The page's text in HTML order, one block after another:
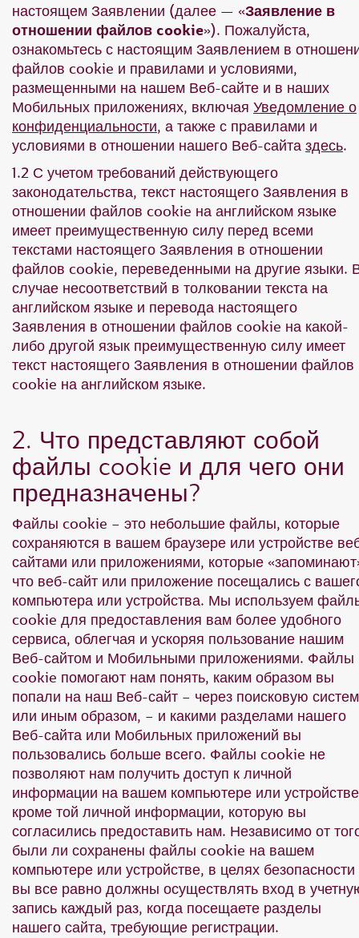
настоящем Заявлении (далее — «Заявление в
отношении файлов cookie»). Пожалуйста,
ознакомьтесь с настоящим Заявлением в
файлов cookie и правилами и условиями,
размещенными на нашем Веб-сайте и в наших
Мобильных приложениях, включая Уведомление о
конфиденциальности, а также с правилами и
условиями в отношении нашего Веб-сайта здесь.
1.2 С учетом требований действующего
законодательства, текст настоящего Заявления в
отношении файлов cookie на английском языке
имеет преимущественную силу перед всеми
текстами настоящего Заявления в отношении
файлов cookie, переведенными на другие языки.
случае несоответствий в толковании текста на
английском языке и перевода настоящего
Заявления в отношении файлов cookie на какой-
либо другой язык преимущественную силу имеет
текст настоящего Заявления в отношении файлов
cookie на английском языке.
2. Что представляют собой
файлы cookie и для чего они
предназначены?
Файлы cookie – это небольшие файлы, которые
сохраняются в вашем браузере или устройстве
сайтами или приложениями, которые
что веб-сайт или приложение посещались с
компьютера или устройства. Мы используем
cookie для предоставления вам более удобного
сервиса, облегчая и ускоряя пользование нашим
Веб-сайтом и Мобильными приложениями. Файлы
cookie помогают нам понять, каким образом вы
попали на наш Веб-сайт – через поисковую
или иным образом, – и какими разделами нашего
Веб-сайта или Мобильных приложений вы
пользовались больше всего. Файлы cookie не
позволяют нам получить доступ к личной
информации на вашем компьютере или
кроме той личной информации, которую вы
согласились предоставить нам. Независимо от
были ли сохранены файлы cookie на вашем
компьютере или устройстве, в целях безопасности
вы все равно должны осуществлять вход в
запись каждый раз, когда посещаете разделы
нашего сайта, требующие регистрации.